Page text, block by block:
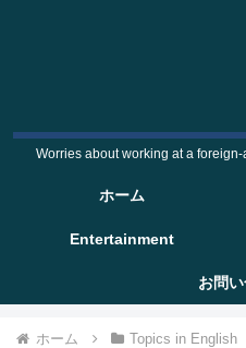
Worries about working at a
ホーム
Entertainment
お問
ホーム Topics in English